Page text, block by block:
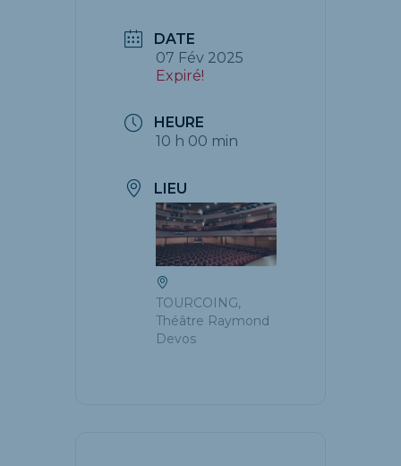
DATE
07 Fév 2025
Expiré!
HEURE
10 h 00 min
LIEU
TOURCOING,
Théâtre Raymond
Devos